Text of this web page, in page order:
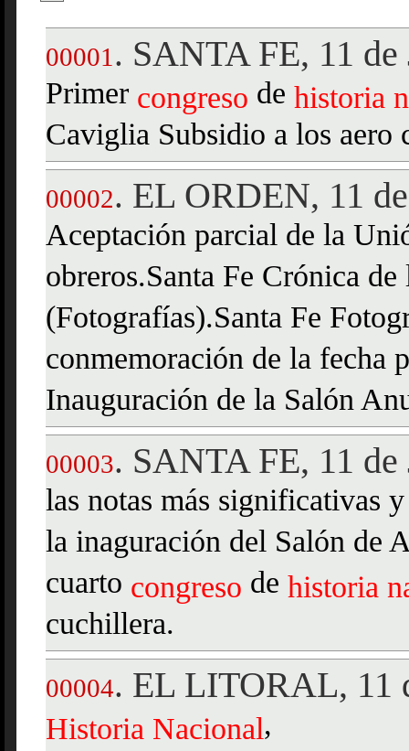
00001 . SANTA FE, 11 de
Primer congreso de historia
Caviglia Subsidio a los aero
00002. EL ORDEN, 11
Aceptación parcial de la
obreros.Santa Fe Crónica
(Fotografías).Santa Fe
conmemoración de la fecha
Inauguración de la Salón
00003. SANTA FE, 11
las notas más significativas
la inaguración del Salón de
cuarto congreso de historia
cuchillera.
00004. EL LITORAL, 11
Historia Nacional,